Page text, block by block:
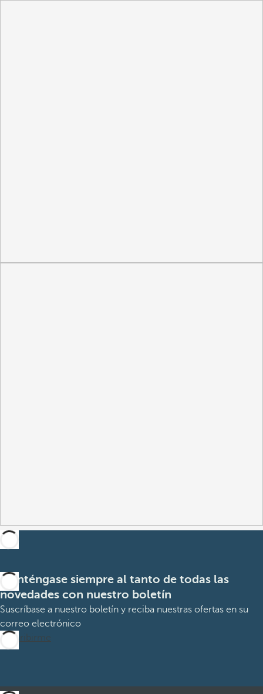
Manténgase siempre al tanto de todas las
novedades con nuestro boletín
Suscríbase a nuestro boletín y reciba nuestras ofertas en su
correo electrónico
Suscribirme